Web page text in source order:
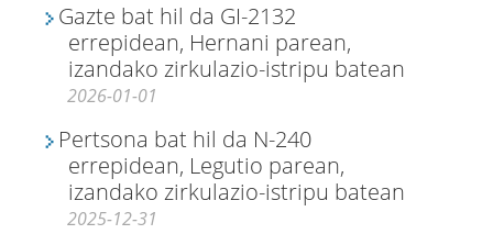
Gazte bat hil da GI-2132
errepidean, Hernani parean,
izandako zirkulazio-istripu batean
2026-01-01
Pertsona bat hil da N-240
errepidean, Legutio parean,
izandako zirkulazio-istripu batean
2025-12-31